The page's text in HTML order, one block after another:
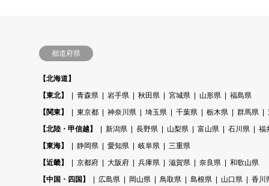
都道府県
【北海道】
【東北】
青森県 岩手県 秋田県 宮城県 山形県
福島県
【関東】
東京都 神奈川県 埼玉県 千葉県 栃木県 群馬県
【北陸・甲信越】
新潟県 長野県 山梨県 富山県 石川県
福
【東海】
静岡県 愛知県 岐阜県
三重県
【近畿】
京都府 大阪府 兵庫県 滋賀県 奈良県
和歌山県
【中国・四国】
広島県 岡山県 鳥取県 島根県 山口県
香川